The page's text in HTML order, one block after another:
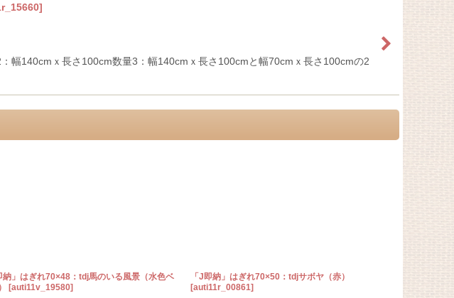
]
幅140cmｘ長さ100cm数量3：幅140cmｘ長さ100cmと幅70cmｘ長さ100cmの2
納」はぎれ70×48：tdj馬のいる風景（水色ベ
[auti11v_19580]
「J即納」はぎれ70×50：tdjサボヤ（赤）
[auti11r_00861]
「J即納/F在